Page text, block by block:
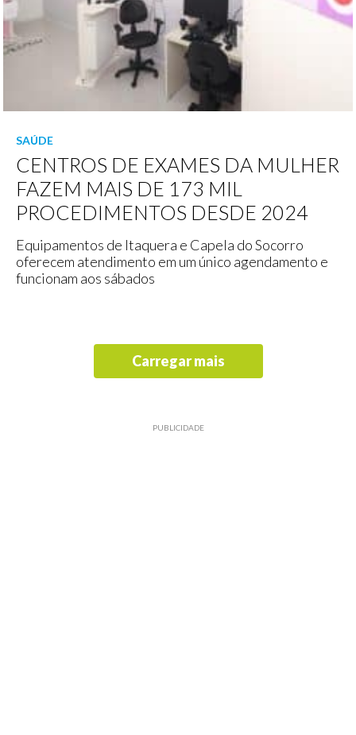
SAÚDE
CENTROS DE EXAMES DA MULHER
FAZEM MAIS DE 173 MIL
PROCEDIMENTOS DESDE 2024
Equipamentos de Itaquera e Capela do Socorro
oferecem atendimento em um único agendamento e
funcionam aos sábados
Carregar mais
PUBLICIDADE